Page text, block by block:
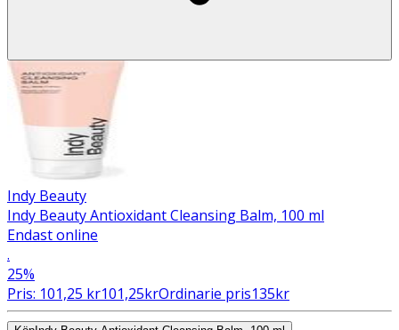
Indy Beauty
Indy Beauty Antioxidant Cleansing Balm, 100 ml
Endast online
.
25%
Pris: 101,25 kr101,25krOrdinarie pris135kr